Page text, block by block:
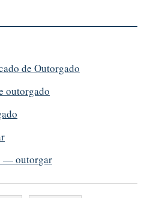
de Outorgado
outorgado
— outorgar